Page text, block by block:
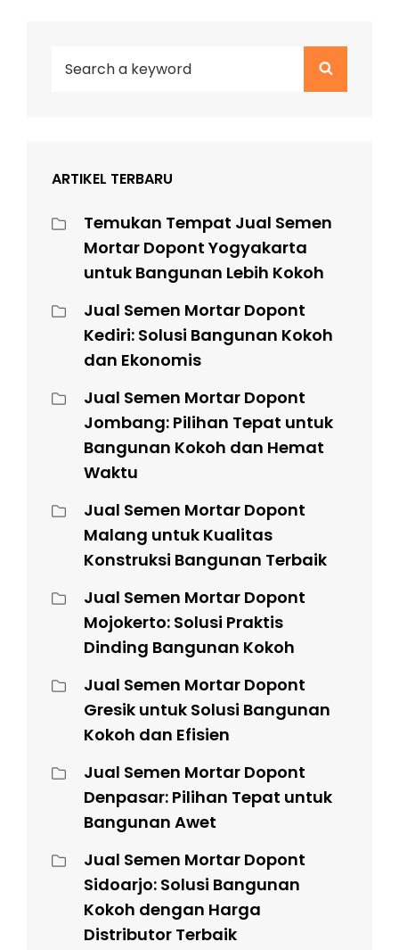
Search
ARTIKEL TERBARU
Temukan Tempat Jual Semen
Mortar Dopont Yogyakarta
untuk Bangunan Lebih Kokoh
Jual Semen Mortar Dopont
Kediri: Solusi Bangunan Kokoh
dan Ekonomis
Jual Semen Mortar Dopont
Jombang: Pilihan Tepat untuk
Bangunan Kokoh dan Hemat
Waktu
Jual Semen Mortar Dopont
Malang untuk Kualitas
Konstruksi Bangunan Terbaik
Jual Semen Mortar Dopont
Mojokerto: Solusi Praktis
Dinding Bangunan Kokoh
Jual Semen Mortar Dopont
Gresik untuk Solusi Bangunan
Kokoh dan Efisien
Jual Semen Mortar Dopont
Denpasar: Pilihan Tepat untuk
Bangunan Awet
Jual Semen Mortar Dopont
Sidoarjo: Solusi Bangunan
Kokoh dengan Harga
Distributor Terbaik